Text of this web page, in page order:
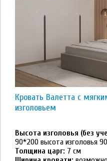
90*190
90*200
120*200
140*190
140*200
Тип основания
Кровать Валетта с
изголовьем
Высота изголовья (без
90*200 высота изголовья
Толщина царг: 7 см